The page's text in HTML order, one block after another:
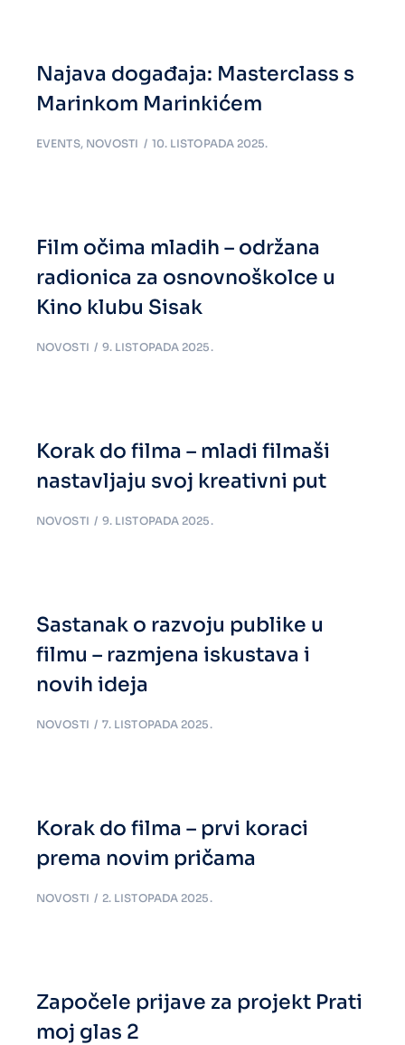
Najava događaja: Masterclass s
Marinkom Marinkićem
EVENTS, NOVOSTI 10. LISTOPADA 2025.
Film očima mladih – održana
radionica za osnovnoškolce u
Kino klubu Sisak
NOVOSTI 9. LISTOPADA 2025.
Korak do filma – mladi filmaši
nastavljaju svoj kreativni put
NOVOSTI 9. LISTOPADA 2025.
Sastanak o razvoju publike u
filmu – razmjena iskustava i
novih ideja
NOVOSTI 7. LISTOPADA 2025.
Korak do filma – prvi koraci
prema novim pričama
NOVOSTI 2. LISTOPADA 2025.
Započele prijave za projekt Prati
moj glas 2